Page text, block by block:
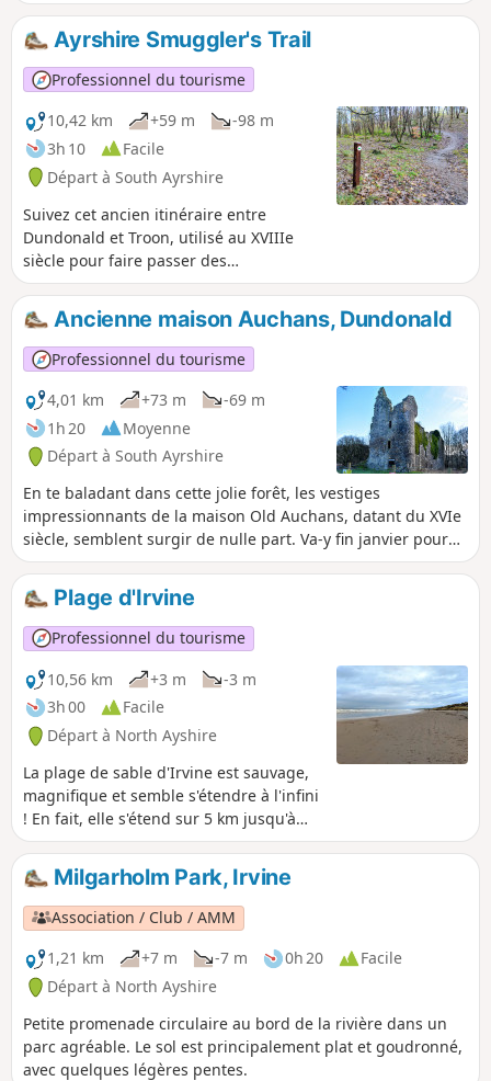
d'agrément.
Ayrshire Smuggler's Trail
Professionnel du tourisme
10,42 km
+59 m
-98 m
3h 10
Facile
Départ à South Ayrshire
Suivez cet ancien itinéraire entre
Dundonald et Troon, utilisé au XVIIIe
siècle pour faire passer des
marchandises illégales à l'intérieur des
terres ! Il traverse des terrains variés,
notamment des sentiers boisés, des
routes goudronnées, de l'herbe et du
sable. Vous passerez devant un
réservoir tranquille, traverserez les bois
de Fullarton, puis le parcours de golf
Royal Troon, avant de terminer votre
balade sur la plage de sable de Troon.
Ancienne maison Auchans, Dundonald
Professionnel du tourisme
4,01 km
+73 m
-69 m
1h 20
Moyenne
Départ à South Ayrshire
En te baladant dans cette jolie forêt, les vestiges
impressionnants de la maison Old Auchans, datant du XVIe
siècle, semblent surgir de nulle part. Va-y fin janvier pour
voir plein de perce-neige, fin avril pour l'ail des ours et en
mai pour une mer de jacinthes des bois !
Plage d'Irvine
Professionnel du tourisme
10,56 km
+3 m
-3 m
3h 00
Facile
Départ à North Ayshire
La plage de sable d'Irvine est sauvage,
magnifique et semble s'étendre à l'infini
! En fait, elle s'étend sur 5 km jusqu'à
Barassie. Tu peux choisir de marcher
jusqu'à Barassie et de revenir, ou si tu
préfères une promenade plus courte, va
aussi loin que tu le souhaites avant de
faire demi-tour. Bordée de hautes dunes
de sable et avec l'île d'Arran visible à
l'ouest, cette plage est très appréciée
des habitants qui viennent prendre l'air
et faire de l'exercice.
Milgarholm Park, Irvine
Association / Club / AMM
1,21 km
+7 m -7 m 0h 20
Facile
Départ à North Ayshire
Petite promenade circulaire au bord de la rivière dans un
parc agréable. Le sol est principalement plat et goudronné,
avec quelques légères pentes.